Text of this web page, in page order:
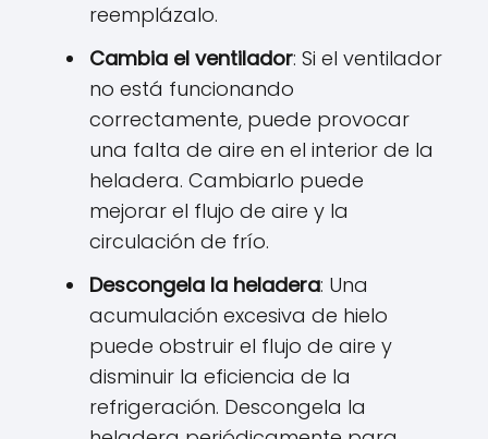
reemplázalo.
Cambia el ventilador: Si el ventilador
no está funcionando
correctamente, puede provocar
una falta de aire en el interior de la
heladera. Cambiarlo puede
mejorar el flujo de aire y la
circulación de frío.
Descongela la heladera: Una
acumulación excesiva de hielo
puede obstruir el flujo de aire y
disminuir la eficiencia de la
refrigeración. Descongela la